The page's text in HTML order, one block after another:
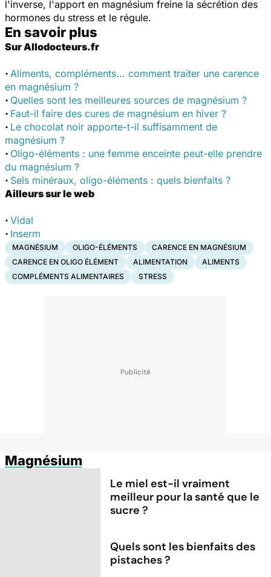
l'inverse, l'apport en magnésium freine la sécrétion des
hormones du stress et le régule.
En savoir plus
Sur Allodocteurs.fr
· Aliments, compléments... comment traiter une carence
en magnésium ?
· Quelles sont les meilleures sources de magnésium ?
· Faut-il faire des cures de magnésium en hiver ?
· Le chocolat noir apporte-t-il suffisamment de
magnésium ?
· Oligo-éléments : une femme enceinte peut-elle prendre
du magnésium ?
· Sels minéraux, oligo-éléments : quels bienfaits ?
Ailleurs sur le web
· Vidal
· Inserm
MAGNÉSIUM OLIGO-ÉLÉMENTS
CARENCE EN MAGNÉSIUM
CARENCE EN OLIGO ÉLÉMENT
ALIMENTATION
ALIMENTS
COMPLÉMENTS ALIMENTAIRES
STRESS
Magnésium
Le miel est-il vraiment
meilleur pour la santé que le
sucre ?
Quels sont les bienfaits des
pistaches ?